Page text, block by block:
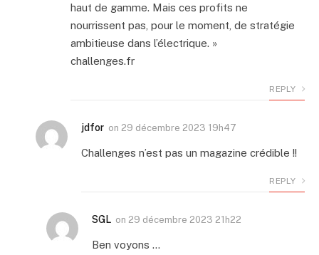
haut de gamme. Mais ces profits ne
nourrissent pas, pour le moment, de stratégie
ambitieuse dans l’électrique. »
challenges.fr
REPLY
jdfor on 29 décembre 2023 19h47
Challenges n’est pas un magazine crédible !!
REPLY
SGL on 29 décembre 2023 21h22
Ben voyons …